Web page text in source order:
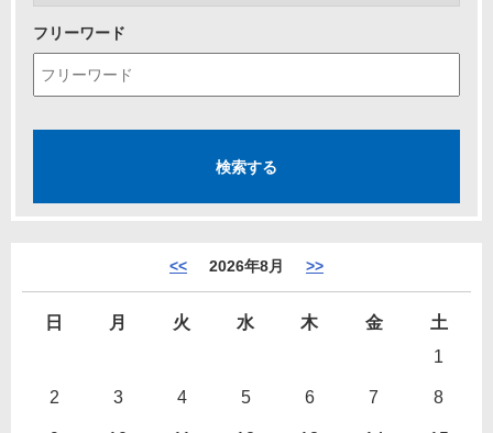
フリーワード
<< 2026年8月 >>
日 月 火 水 木 金
土
1
2 3 4 5 6 7 8